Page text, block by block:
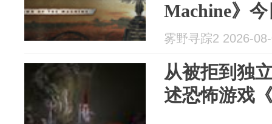
Machine》
雾野寻踪2 2026-
从被拒到独
述恐怖游戏